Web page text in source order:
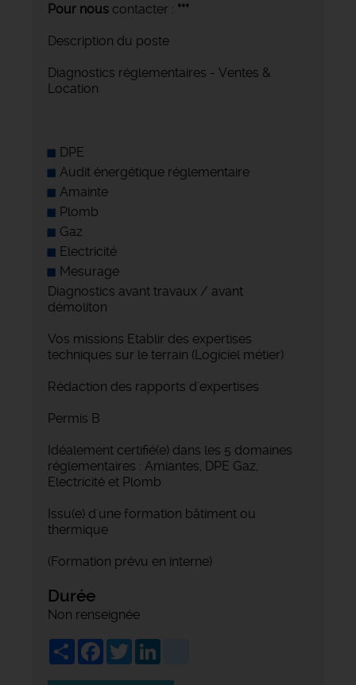
Pour nous contacter : ***
Description du poste
Diagnostics réglementaires - Ventes &
Location
DPE
Audit énergétique réglementaire
Amainte
Plomb
Gaz
Electricité
Mesurage
Diagnostics avant travaux / avant
démoliton
Vos missions Etablir des expertises
techniques sur le terrain (Logiciel métier)
Rédaction des rapports d'expertises
Permis B
Idéalement certifié(e) dans les 5 domaines
réglementaires : Amiantes, DPE Gaz,
Electricité et Plomb
Issu(e) d'une formation bâtiment ou
thermique
(Formation prévu en interne)
Durée
Non renseignée
ShareFacebook
Twitter